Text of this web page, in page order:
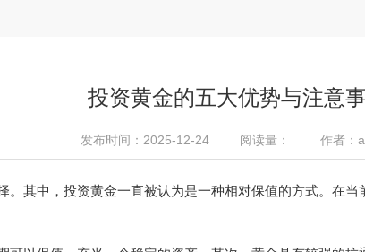
投资黄金的五大优势与注意
发布时间：2025-12-24 阅读量： 作者：
。其中，投资黄金一直被认为是一种相对保值的方式。在